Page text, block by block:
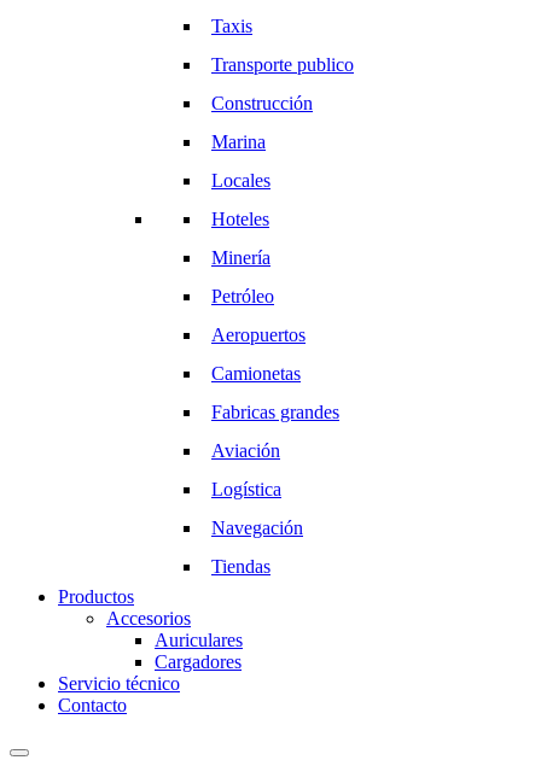
Taxis
Transporte publico
Construcción
Marina
Locales
Hoteles
Minería
Petróleo
Aeropuertos
Camionetas
Fabricas grandes
Aviación
Logística
Navegación
Tiendas
Productos
Accesorios
Auriculares
Cargadores
Servicio técnico
Contacto